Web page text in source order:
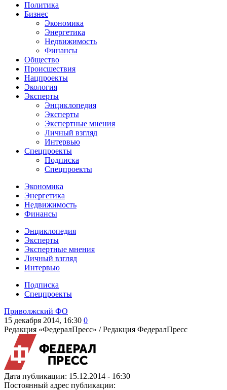
Политика
Бизнес
Экономика
Энергетика
Недвижимость
Финансы
Общество
Происшествия
Нацпроекты
Экология
Эксперты
Энциклопедия
Эксперты
Экспертные мнения
Личный взгляд
Интервью
Спецпроекты
Подписка
Спецпроекты
Экономика
Энергетика
Недвижимость
Финансы
Энциклопедия
Эксперты
Экспертные мнения
Личный взгляд
Интервью
Подписка
Спецпроекты
Приволжский ФО
15 декабря 2014, 16:30 0
Редакция «ФедералПресс» /Редакция ФедералПресс
Дата публикации: 15.12.2014 - 16:30
Постоянный адрес публикации: